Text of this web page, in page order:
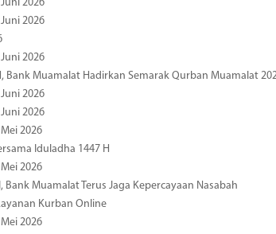
2026
2026
2026
Bank Muamalat Hadirkan Semarak Qurban Muamalat
2026
2026
2026
Iduladha 1447 H
2026
Bank Muamalat Terus Jaga Kepercayaan Nasabah
Kurban Online
2026